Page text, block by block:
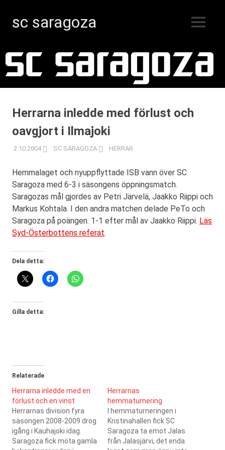
innehåll
sc saragoza
Kristinestad
sedan
MENY
Herrarna inledde med förlust och
oavgjort i Ilmajoki
2.10.2004 SC SARAGOZA HERRAR
Hemmalaget och nyuppflyttade ISB vann över SC
Saragoza med 6-3 i säsongens öppningsmatch.
Saragozas mål gjordes av Petri Järvelä, Jaakko Riippi och
Markus Kohtala. I den andra matchen delade PeTo och
Saragoza på poängen. 1-1 efter mål av Jaakko Riippi. Läs
Syd-Österbottens referat.
Dela detta:
Gilla detta:
Relaterade
Herrarna inledde med en
förlust och en vinst
Herrarnas division fyra
säsongen 2008-2009 drog
igång i Kauhajoki idag.
Saragoza fick möta gamla
Herrarnas
hemmaturnering
I hemmaturneringen i
Kristinahallen fick SC
Saragoza ta emot Jalas
från Jalasjärvi, det enda